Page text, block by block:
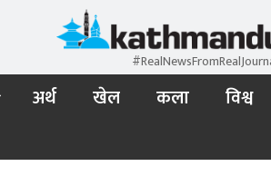
अर्थ खेल कला विश्व